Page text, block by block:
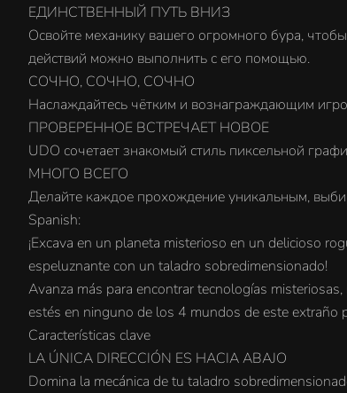
ЕДИНСТВЕННЫЙ ПУТЬ ВНИЗ
Освойте механику вашего огромного бура,
действий можно выполнить с его помощью.
СОЧНО, СОЧНО, СОЧНО
Наслаждайтесь чётким и вознаграждающим
ПРОВЕРЕННОЕ ВСТРЕЧАЕТ НОВОЕ
UDO сочетает знакомый стиль пиксельной
МНОГО ВСЕГО
Делайте каждое прохождение уникальным,
Spanish:
¡Excava en un planeta misterioso en un delicioso
espeluznante con un taladro sobredimensionado!
Avanza más para encontrar tecnologías
estés en ninguno de los 4 mundos de este extraño
Características clave
LA ÚNICA DIRECCIÓN ES HACIA ABAJO
Domina la mecánica de tu taladro